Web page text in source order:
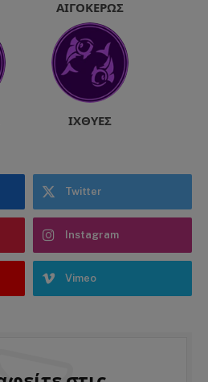
ΑΙΓΌΚΕΡΩΣ
ΙΧΘΎΕΣ
Twitter
Instagram
Vimeo